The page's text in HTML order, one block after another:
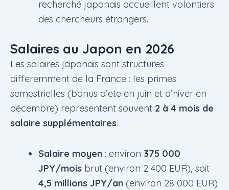
recherché japonais accueillent volontiers
des chercheurs étrangers.
Salaires au Japon en 2026
Les salaires japonais sont structures
differemment de la France : les primes
semestrielles (bonus d’ete en juin et d’hiver en
décembre) representent souvent 2 à 4 mois de
salaire supplémentaires.
Salaire moyen: environ 375 000
JPY/moisbrut (environ 2 400 EUR), soit
4,5 millions JPY/an(environ 28 000 EUR)